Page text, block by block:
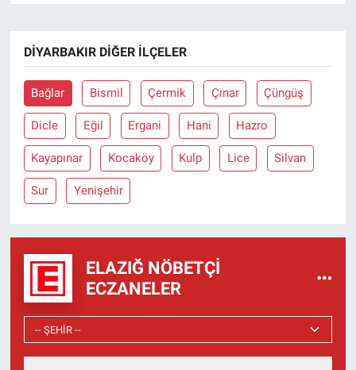
DIYARBAKIR DIĞER İLÇELER
Bağlar Bismil Çermik Çınar Çüngüş
Dicle Eğil Ergani Hani Hazro
Kayapınar Kocaköy Kulp Lice Silvan
Sur Yenişehir
ELAZIĞ NÖBETÇI
ECZANELER